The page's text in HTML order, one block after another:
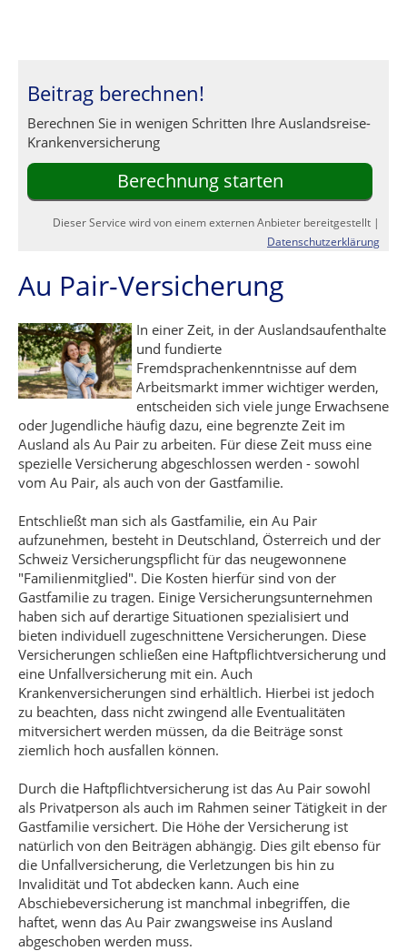
Beitrag berechnen!
Berechnen Sie in wenigen Schritten Ihre Auslandsreise-
Krankenversicherung
Berechnung starten
Dieser Service wird von einem externen Anbieter bereitgestellt |
Datenschutzerklärung
Au Pair-Versicherung
In einer Zeit, in der Auslandsaufenthalte
und fundierte
Fremdsprachenkenntnisse auf dem
Arbeitsmarkt immer wichtiger werden,
entscheiden sich viele junge Erwachsene
oder Jugendliche häufig dazu, eine begrenzte Zeit im
Ausland als Au Pair zu arbeiten. Für diese Zeit muss eine
spezielle Versicherung abgeschlossen werden - sowohl
vom Au Pair, als auch von der Gastfamilie.
Entschließt man sich als Gastfamilie, ein Au Pair
aufzunehmen, besteht in Deutschland, Österreich und der
Schweiz Versicherungspflicht für das neugewonnene
"Familienmitglied". Die Kosten hierfür sind von der
Gastfamilie zu tragen. Einige Versicherungsunternehmen
haben sich auf derartige Situationen spezialisiert und
bieten individuell zugeschnittene Versicherungen. Diese
Versicherungen schließen eine Haftpflichtversicherung und
eine Unfallversicherung mit ein. Auch
Krankenversicherungen sind erhältlich. Hierbei ist jedoch
zu beachten, dass nicht zwingend alle Eventualitäten
mitversichert werden müssen, da die Beiträge sonst
ziemlich hoch ausfallen können.
Durch die Haftpflichtversicherung ist das Au Pair sowohl
als Privatperson als auch im Rahmen seiner Tätigkeit in der
Gastfamilie versichert. Die Höhe der Versicherung ist
natürlich von den Beiträgen abhängig. Dies gilt ebenso für
die Unfallversicherung, die Verletzungen bis hin zu
Invalidität und Tot abdecken kann. Auch eine
Abschiebeversicherung ist manchmal inbegriffen, die
haftet, wenn das Au Pair zwangsweise ins Ausland
abgeschoben werden muss.